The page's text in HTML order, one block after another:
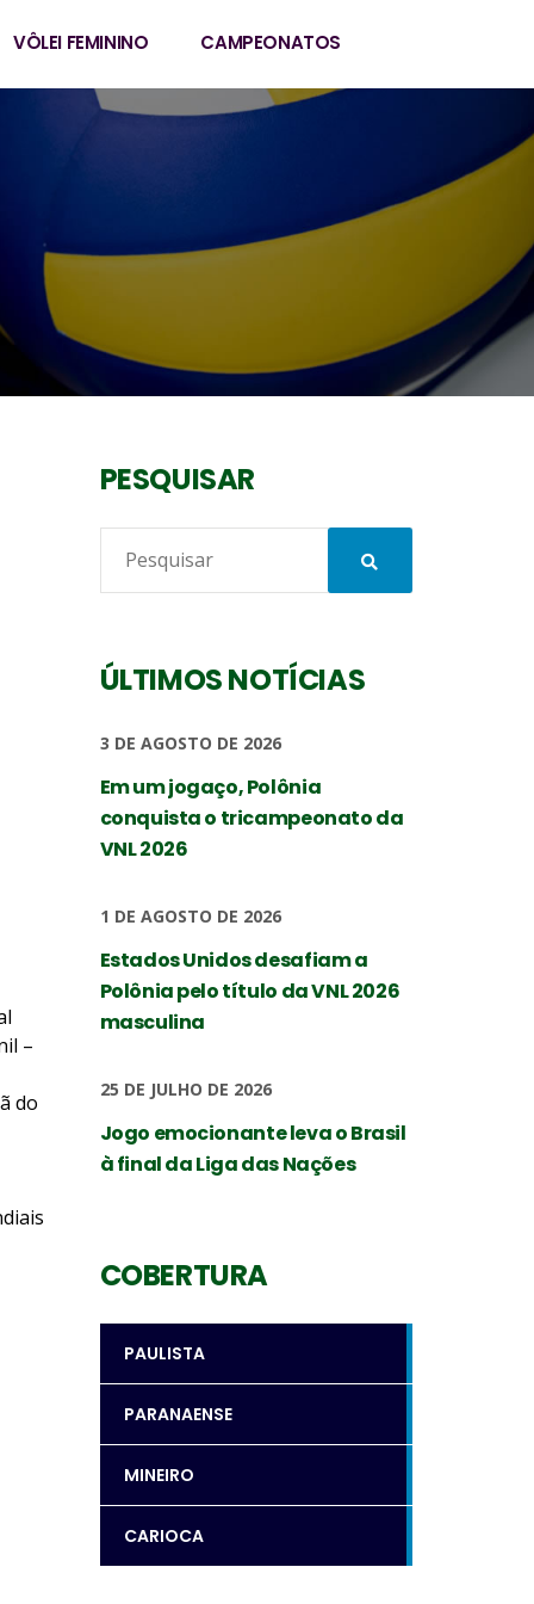
VÔLEI FEMININO CAMPEONATOS
–
do
PESQUISAR
ÚLTIMOS NOTÍCIAS
3 DE AGOSTO DE 2026
Em um jogaço, Polônia
conquista o tricampeonato da
VNL 2026
1 DE AGOSTO DE 2026
Estados Unidos desafiam a
Polônia pelo título da VNL 2026
masculina
25 DE JULHO DE 2026
Jogo emocionante leva o Brasil
à final da Liga das Nações
COBERTURA
PAULISTA
PARANAENSE
MINEIRO
CARIOCA